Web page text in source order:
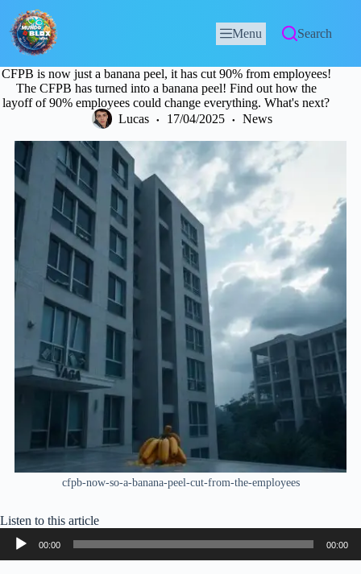
Menu Search
CFPB is now just a banana peel, it has cut 90% from employees!
The CFPB has turned into a banana peel! Find out how the
layoff of 90% employees could change everything. What's next?
Lucas
17/04/2025 News
cfpb-now-so-a-banana-peel-cut-from-the-employees
Listen to this article
Audio
Player
00:00 00:00